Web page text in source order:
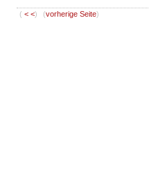
( < <) (vorherige Seite)